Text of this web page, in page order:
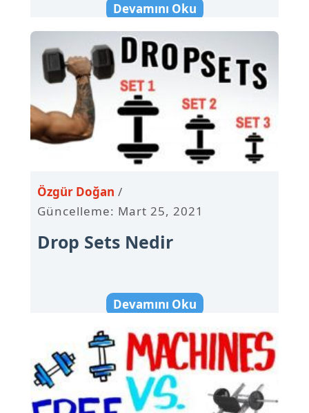
Devamını Oku
Drop Sets Nedir
Güncelleme: Mart 25, 2021
Özgür Doğan
Devamını Oku